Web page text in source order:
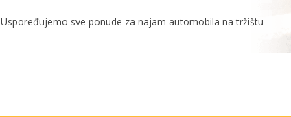
Uspoređujemo sve ponude za najam automobila na tržištu